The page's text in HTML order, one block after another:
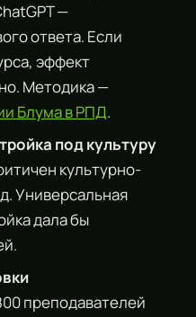
—
ответа. Если
эффект
Методика —
Блума в РПД.
под культуру
культурно-
Универсальная
дала бы
преподавателей